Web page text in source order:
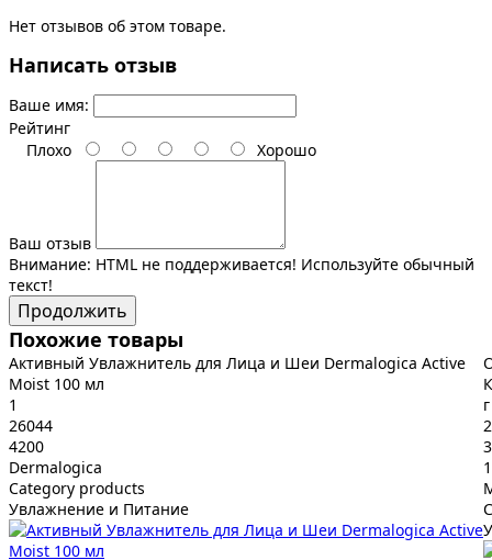
Нет отзывов об этом товаре.
Написать отзыв
Ваше имя:
Рейтинг
Плохо
Хорошо
Ваш отзыв
Внимание: HTML не поддерживается! Используйте обычный
текст!
Продолжить
Похожие товары
Активный Увлажнитель для Лица и Шеи Dermalogica Active
Moist 100 мл
1
26044
4200
Dermalogica
Category products
Увлажнение и Питание
г
2